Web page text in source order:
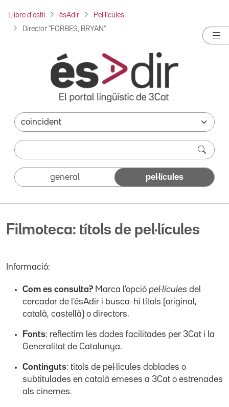
Llibre d'estil ésAdir Pel·lícules
Director "FORBES, BRYAN"
general pel·lícules
Filmoteca: títols de pel·lícules
Informació:
Com es consulta? Marca l'opció pel·lícules del
cercador de l'ésAdir i busca-hi títols (original,
català, castellà) o directors.
Fonts: reflectim les dades facilitades per 3Cat i la
Generalitat de Catalunya.
Continguts: títols de pel·lícules doblades o
subtitulades en català emeses a 3Cat o estrenades
als cinemes.